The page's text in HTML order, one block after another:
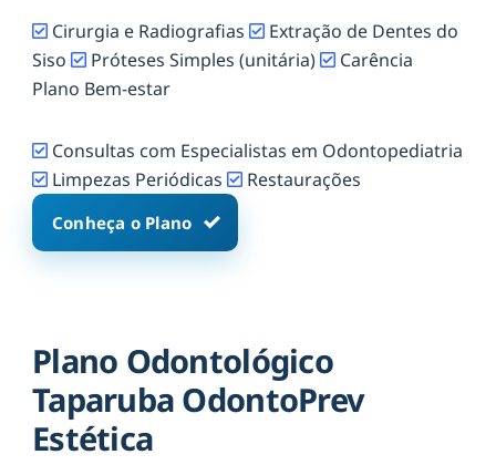
Cirurgia e Radiografias
Extração de Dentes do
Siso
Próteses Simples (unitária)
Carência
Plano Bem-estar
Consultas com Especialistas em Odontopediatria
Limpezas Periódicas
Restaurações
Conheça o Plano
Plano Odontológico
Taparuba OdontoPrev
Estética